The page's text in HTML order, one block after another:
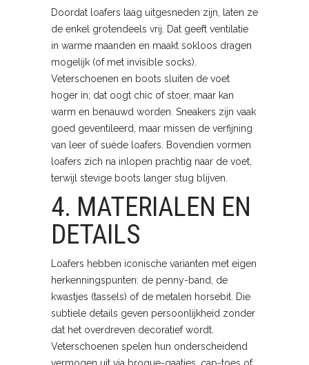
Doordat loafers laag uitgesneden zijn, laten ze
de enkel grotendeels vrij. Dat geeft ventilatie
in warme maanden en maakt sokloos dragen
mogelijk (of met invisible socks).
Veterschoenen en boots sluiten de voet
hoger in; dat oogt chic of stoer, maar kan
warm en benauwd worden. Sneakers zijn vaak
goed geventileerd, maar missen de verfijning
van leer of suède loafers. Bovendien vormen
loafers zich na inlopen prachtig naar de voet,
terwijl stevige boots langer stug blijven.
4. MATERIALEN EN
DETAILS
Loafers hebben iconische varianten met eigen
herkenningspunten: de penny-band, de
kwastjes (tassels) of de metalen horsebit. Die
subtiele details geven persoonlijkheid zonder
dat het overdreven decoratief wordt.
Veterschoenen spelen hun onderscheidend